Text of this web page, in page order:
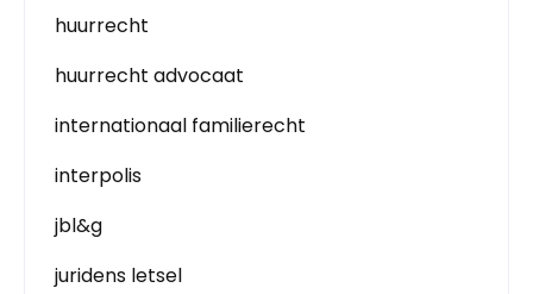
huurrecht
huurrecht advocaat
internationaal familierecht
interpolis
jbl&g
juridens letsel